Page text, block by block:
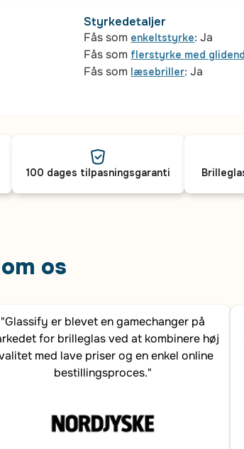
Styrkedetaljer
Fås som enkeltstyrke: Ja
Fås som flerstyrke med
Fås som læsebriller: Ja
100 dages tilpasningsgaranti
os
"Glassify er blevet en gamechanger på
for brilleglas ved at kombinere høj
med lave priser og en enkel online
bestillingsproces."